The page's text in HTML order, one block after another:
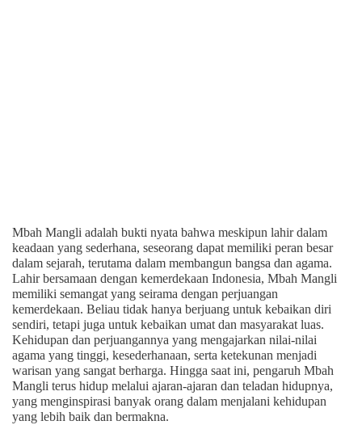
Mbah Mangli adalah bukti nyata bahwa meskipun lahir dalam
keadaan yang sederhana, seseorang dapat memiliki peran besar
dalam sejarah, terutama dalam membangun bangsa dan agama.
Lahir bersamaan dengan kemerdekaan Indonesia, Mbah Mangli
memiliki semangat yang seirama dengan perjuangan
kemerdekaan. Beliau tidak hanya berjuang untuk kebaikan diri
sendiri, tetapi juga untuk kebaikan umat dan masyarakat luas.
Kehidupan dan perjuangannya yang mengajarkan nilai-nilai
agama yang tinggi, kesederhanaan, serta ketekunan menjadi
warisan yang sangat berharga. Hingga saat ini, pengaruh Mbah
Mangli terus hidup melalui ajaran-ajaran dan teladan hidupnya,
yang menginspirasi banyak orang dalam menjalani kehidupan
yang lebih baik dan bermakna.